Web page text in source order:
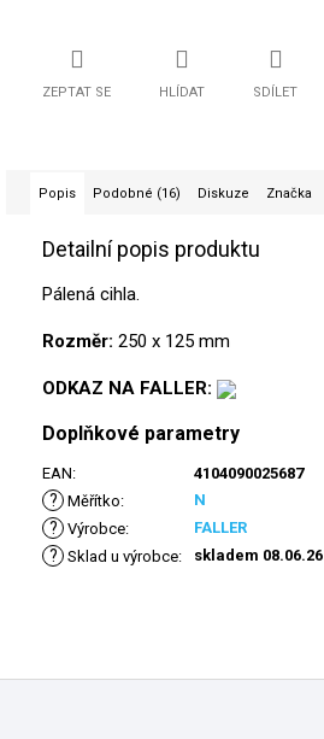
ZEPTAT SE HLÍDAT SDÍLET
Popis Podobné (16) Diskuze Značka
Detailní popis produktu
Pálená cihla.
Rozměr: 250 x 125 mm
ODKAZ NA FALLER:
Doplňkové parametry
EAN: 4104090025687
? Měřítko: N
? Výrobce: FALLER
? Sklad u výrobce: skladem 08.06.26